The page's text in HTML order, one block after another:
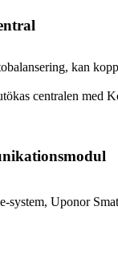
kan
centralen med
system, Uponor